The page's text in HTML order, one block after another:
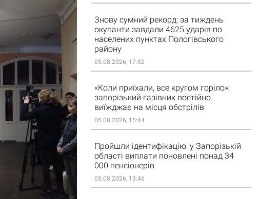
Знову сумний рекорд: за тиждень
окупанти завдали 4625 ударів по
населених пунктах Пологівського
району
05.08.2026, 17:52
«Коли приїхали, все кругом горіло»:
запорізький газівник постійно
виїжджає на місця обстрілів
05.08.2026, 15:44
Пройшли ідентифікацію: у Запорізькій
області виплати поновлені понад 34
000 пенсіонерів
05.08.2026, 13:46